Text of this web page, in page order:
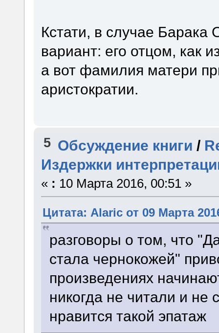
Кстати, в случае
вариант: его отцом, как
а вот фамилия матери
аристократии.
5 Обсуждение книги /
Издержки
« : 10 Марта 2016, 00:51 »
Цитата: Alaric от 09 Марта
разговоры о том, что
стала чернокожей"
произведениях
никогда не читали и не
нравится такой эпатаж